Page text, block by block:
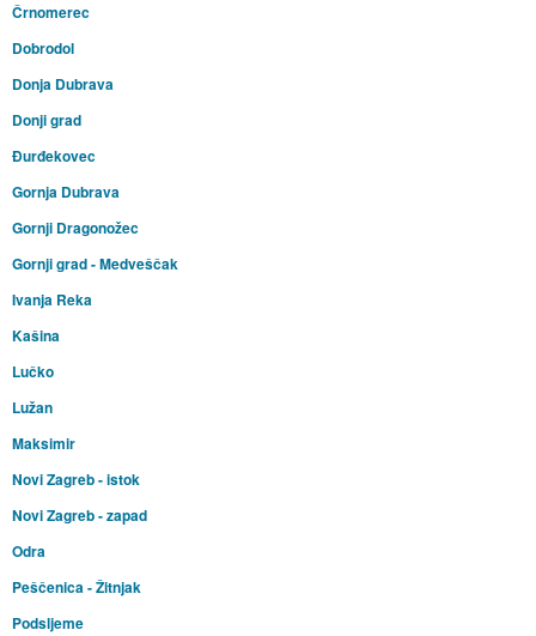
Črnomerec
Dobrodol
Donja Dubrava
Donji grad
Đurđekovec
Gornja Dubrava
Gornji Dragonožec
Gornji grad - Medveščak
Ivanja Reka
Kašina
Lučko
Lužan
Maksimir
Novi Zagreb - istok
Novi Zagreb - zapad
Odra
Peščenica - Žitnjak
Podsljeme